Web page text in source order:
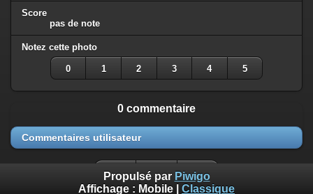
Score
pas de note
Notez cette photo
0 1 2 3 4 5
0 commentaire
Commentaires utilisateur
Propulsé par Piwigo
Affichage : Mobile Classique